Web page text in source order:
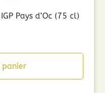
Pays d’Oc (75 cl)